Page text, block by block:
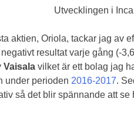
Utvecklingen i
aktien, Oriola, tackar jag av
resultat varje gång (-
Vaisala vilket är ett bolag jag
under perioden 2016-2017.
så det blir spännande att